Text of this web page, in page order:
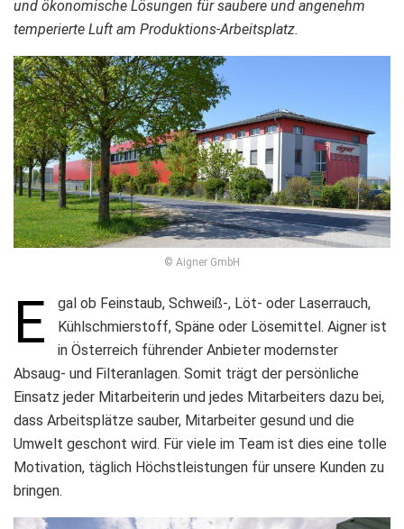
und ökonomische Lösungen für saubere und angenehm
temperierte Luft am Produktions-Arbeitsplatz.
© Aigner GmbH
E
gal ob Feinstaub, Schweiß-, Löt- oder Laserrauch,
Kühlschmierstoff, Späne oder Lösemittel. Aigner ist
in Österreich führender Anbieter modernster
Absaug- und Filteranlagen. Somit trägt der persönliche
Einsatz jeder Mitarbeiterin und jedes Mitarbeiters dazu bei,
dass Arbeitsplätze sauber, Mitarbeiter gesund und die
Umwelt geschont wird. Für viele im Team ist dies eine tolle
Motivation, täglich Höchstleistungen für unsere Kunden zu
bringen.